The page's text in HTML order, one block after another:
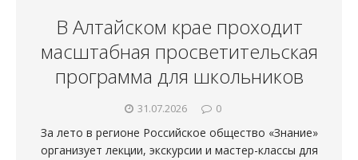
В Алтайском крае проходит
масштабная просветительская
программа для школьников
31.07.2026 0
За лето в регионе Российское общество «Знание»
организует лекции, экскурсии и мастер-классы для